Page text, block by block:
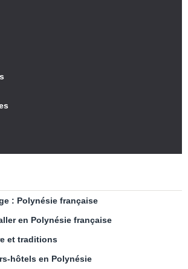
: Polynésie française
en Polynésie française
et traditions
hôtels en Polynésie